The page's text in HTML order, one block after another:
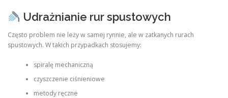
Udrażnianie rur spustowych
Często problem nie leży w samej rynnie, ale w zatkanych rurach
spustowych. W takich przypadkach stosujemy:
spiralę mechaniczną
czyszczenie ciśnieniowe
metody ręczne